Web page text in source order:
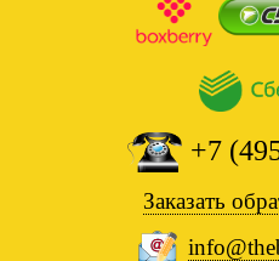
+7
Заказать